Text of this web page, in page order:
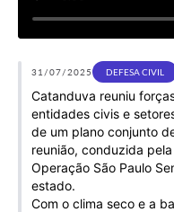
Notícias
Obras
Galeria de Vídeos
Projetos
Links
31/07/2025 DEFESA CIVIL
Catanduva reuniu
entidades civis e
de um plano conjunto
reunião, conduzida
Operação São Paulo
estado.
Com o clima seco e a